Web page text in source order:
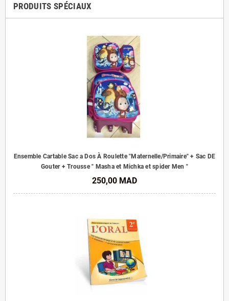
PRODUITS SPÉCIAUX
Ensemble Cartable Sac a Dos À Roulette "Maternelle/Primaire" + Sac DE
Gouter + Trousse " Masha et Michka et spider Men "
250,00 MAD